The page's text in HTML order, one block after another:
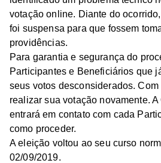
votação online. Diante do
foi suspensa para que fossem
providências.
Para garantia e segurança do
Participantes e Beneficiários que
seus votos desconsiderados.
realizar sua votação novamente.
entrará em contato com cada
como proceder.
A eleição voltou ao seu curso
02/09/2019.